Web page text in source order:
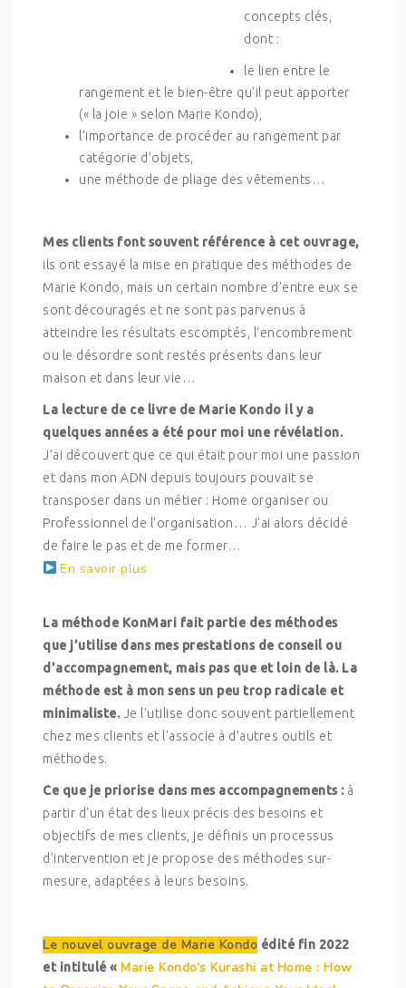
concepts clés,
dont :
le lien entre le
rangement et le bien-être qu’il peut apporter
(« la joie » selon Marie Kondo),
l’importance de procéder au rangement par
catégorie d’objets,
une méthode de pliage des vêtements…
Mes clients font souvent référence à cet ouvrage,
ils ont essayé la mise en pratique des méthodes de
Marie Kondo, mais un certain nombre d’entre eux se
sont découragés et ne sont pas parvenus à
atteindre les résultats escomptés, l’encombrement
ou le désordre sont restés présents dans leur
maison et dans leur vie…
La lecture de ce livre de Marie Kondo il y a
quelques années a été pour moi une révélation.
J’ai découvert que ce qui était pour moi une passion
et dans mon ADN depuis toujours pouvait se
transposer dans un métier : Home organiser ou
Professionnel de l’organisation… J’ai alors décidé
de faire le pas et de me former…
En savoir plus
La méthode KonMari fait partie des méthodes
que j’utilise dans mes prestations de conseil ou
d’accompagnement, mais pas que et loin de là. La
méthode est à mon sens un peu trop radicale et
minimaliste.Je l’utilise donc souvent partiellement
chez mes clients et l’associe à d’autres outils et
méthodes.
Ce que je priorise dans mes accompagnements :à
partir d’un état des lieux précis des besoins et
objectifs de mes clients, je définis un processus
d’intervention et je propose des méthodes sur-
mesure, adaptées à leurs besoins.
Le nouvel ouvrage de Marie Kondo édité fin 2022
et intitulé « Marie Kondo’s Kurashi at Home : How